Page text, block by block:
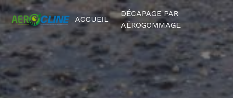
ACCUEIL
DÉCAPAGE PAR
AÉROGOMMAGE
Panneau de gestion des cookies